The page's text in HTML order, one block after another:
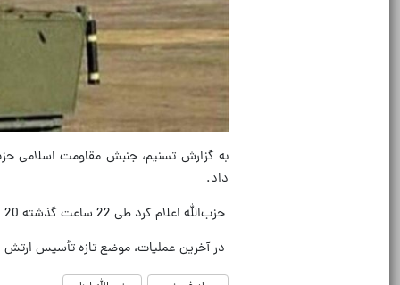
به گزارش تسنیم، جنبش مقاومت اسلامی
داد.
حزب‌الله اعلام کرد طی 22 ساعت گذشته 20 عملیات علیه ارتش اسرائیل انجام داده است.
در آخرین عملیات، موضع تازه‌ تأسیس